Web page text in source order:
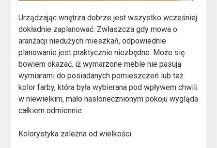
Urządzając wnętrza dobrze jest wszystko wcześniej
dokładnie zaplanować. Zwłaszcza gdy mowa o
aranżacji niedużych mieszkań, odpowiednie
planowanie jest praktycznie niezbędne. Może się
bowiem okazać, iż wymarzone meble nie pasują
wymiarami do posiadanych pomieszczeń lub też
kolor farby, która była wybierana pod wpływem chwili
w niewielkim, mało nasłonecznionym pokoju wygląda
całkiem odmiennie.
Kolorystyka zależna od wielkości